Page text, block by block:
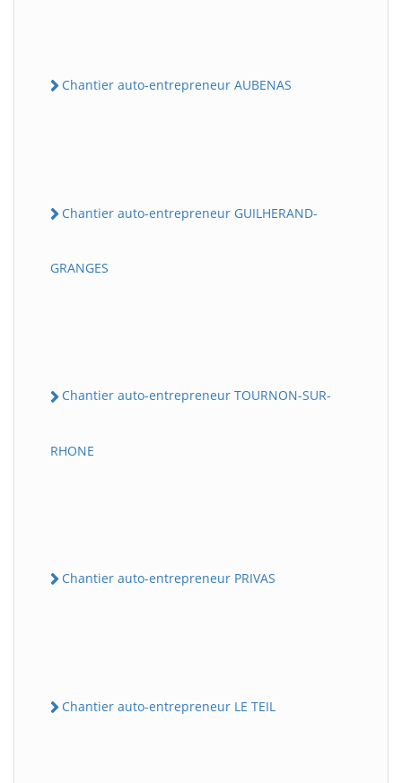
Chantier auto-entrepreneur AUBENAS
Chantier auto-entrepreneur GUILHERAND-
GRANGES
Chantier auto-entrepreneur TOURNON-SUR-
RHONE
Chantier auto-entrepreneur PRIVAS
Chantier auto-entrepreneur LE TEIL